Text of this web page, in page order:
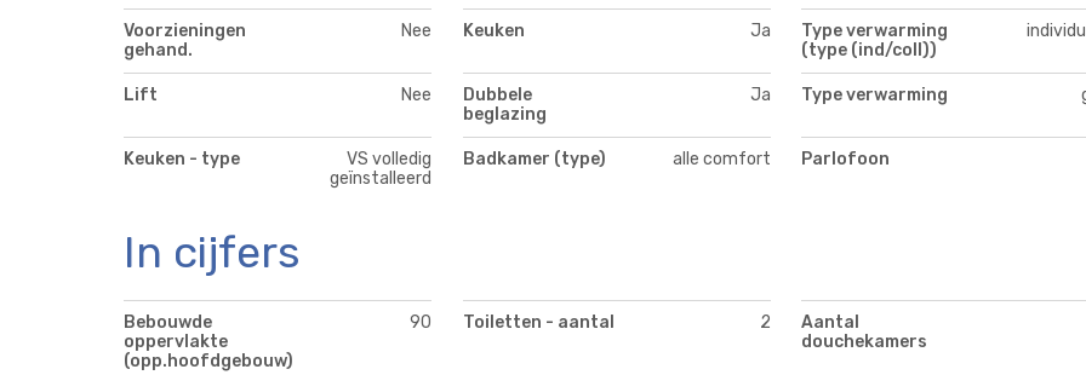
Voorzieningen
gehand.
Nee Keuken Ja
Type verwarming
(type (ind/coll))
Lift Nee
Dubbele
beglazing
Ja Type verwarming
Keuken - type
VS volledig
geïnstalleerd
Badkamer (type) alle comfort Parlofoon
In cijfers
Bebouwde
oppervlakte
(opp.hoofdgebouw)
90 Toiletten - aantal 2
Aantal
douchekamers